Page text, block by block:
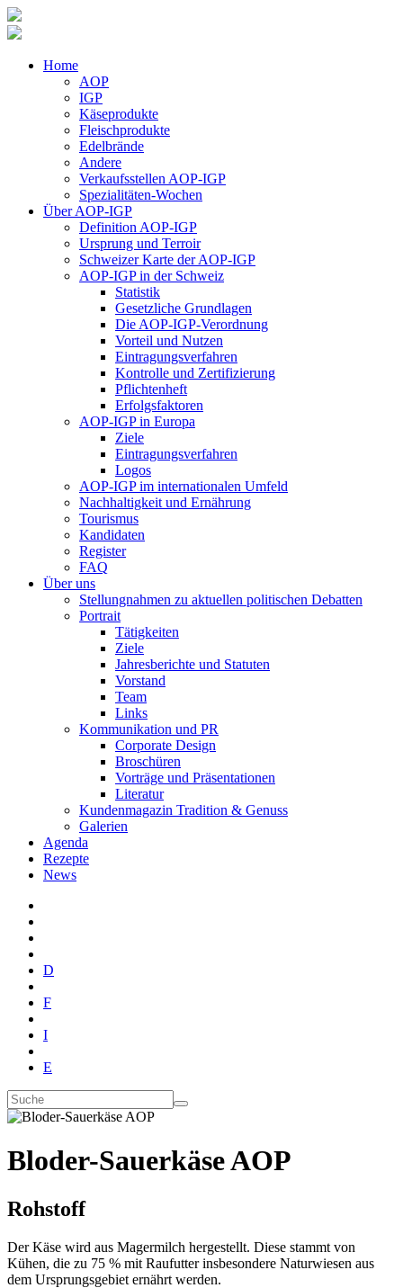
Home
AOP
IGP
Käseprodukte
Fleischprodukte
Edelbrände
Andere
Verkaufsstellen AOP-IGP
Spezialitäten-Wochen
Über AOP-IGP
Definition AOP-IGP
Ursprung und Terroir
Schweizer Karte der AOP-IGP
AOP-IGP in der Schweiz
Statistik
Gesetzliche Grundlagen
Die AOP-IGP-Verordnung
Vorteil und Nutzen
Eintragungsverfahren
Kontrolle und Zertifizierung
Pflichtenheft
Erfolgsfaktoren
AOP-IGP in Europa
Ziele
Eintragungsverfahren
Logos
AOP-IGP im internationalen Umfeld
Nachhaltigkeit und Ernährung
Tourismus
Kandidaten
Register
FAQ
Über uns
Stellungnahmen zu aktuellen politischen Debatten
Portrait
Tätigkeiten
Ziele
Jahresberichte und Statuten
Vorstand
Team
Links
Kommunikation und PR
Corporate Design
Broschüren
Vorträge und Präsentationen
Literatur
Kundenmagazin Tradition & Genuss
Galerien
Agenda
Rezepte
News
D
F
I
E
Bloder-Sauerkäse AOP
Rohstoff
Der Käse wird aus Magermilch hergestellt. Diese stammt von
Kühen, die zu 75 % mit Raufutter insbesondere Naturwiesen aus
dem Ursprungsgebiet ernährt werden.